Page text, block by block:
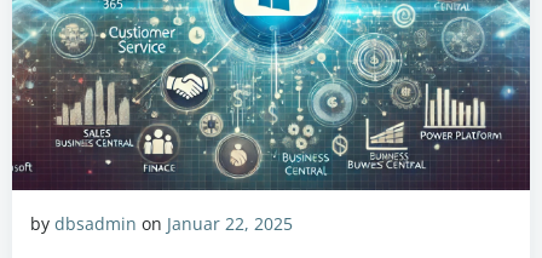
by dbsadmin on Januar 22, 2025